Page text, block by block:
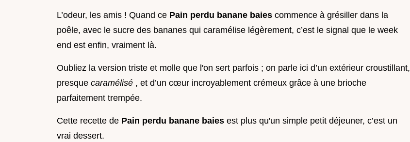
L’odeur, les amis ! Quand ce Pain perdu banane baies commence à grésiller dans la
poêle, avec le sucre des bananes qui caramélise légèrement, c’est le signal que le week
end est enfin, vraiment là.
Oubliez la version triste et molle que l'on sert parfois ; on parle ici d’un extérieur croustillant,
presque caramélisé , et d’un cœur incroyablement crémeux grâce à une brioche
parfaitement trempée.
Cette recette de Pain perdu banane baies est plus qu'un simple petit déjeuner, c’est un
vrai dessert.